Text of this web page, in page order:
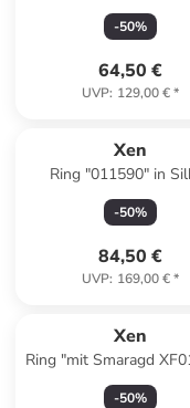
-50%
64,50 €
UVP: 129,00 €*
Xen
Ring "011590" in
-50%
84,50 €
UVP: 169,00 €*
Xen
Ring "mit Smaragd
Silber
-50%